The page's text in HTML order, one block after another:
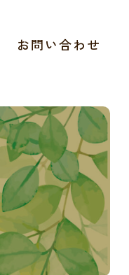
お問い合わせ